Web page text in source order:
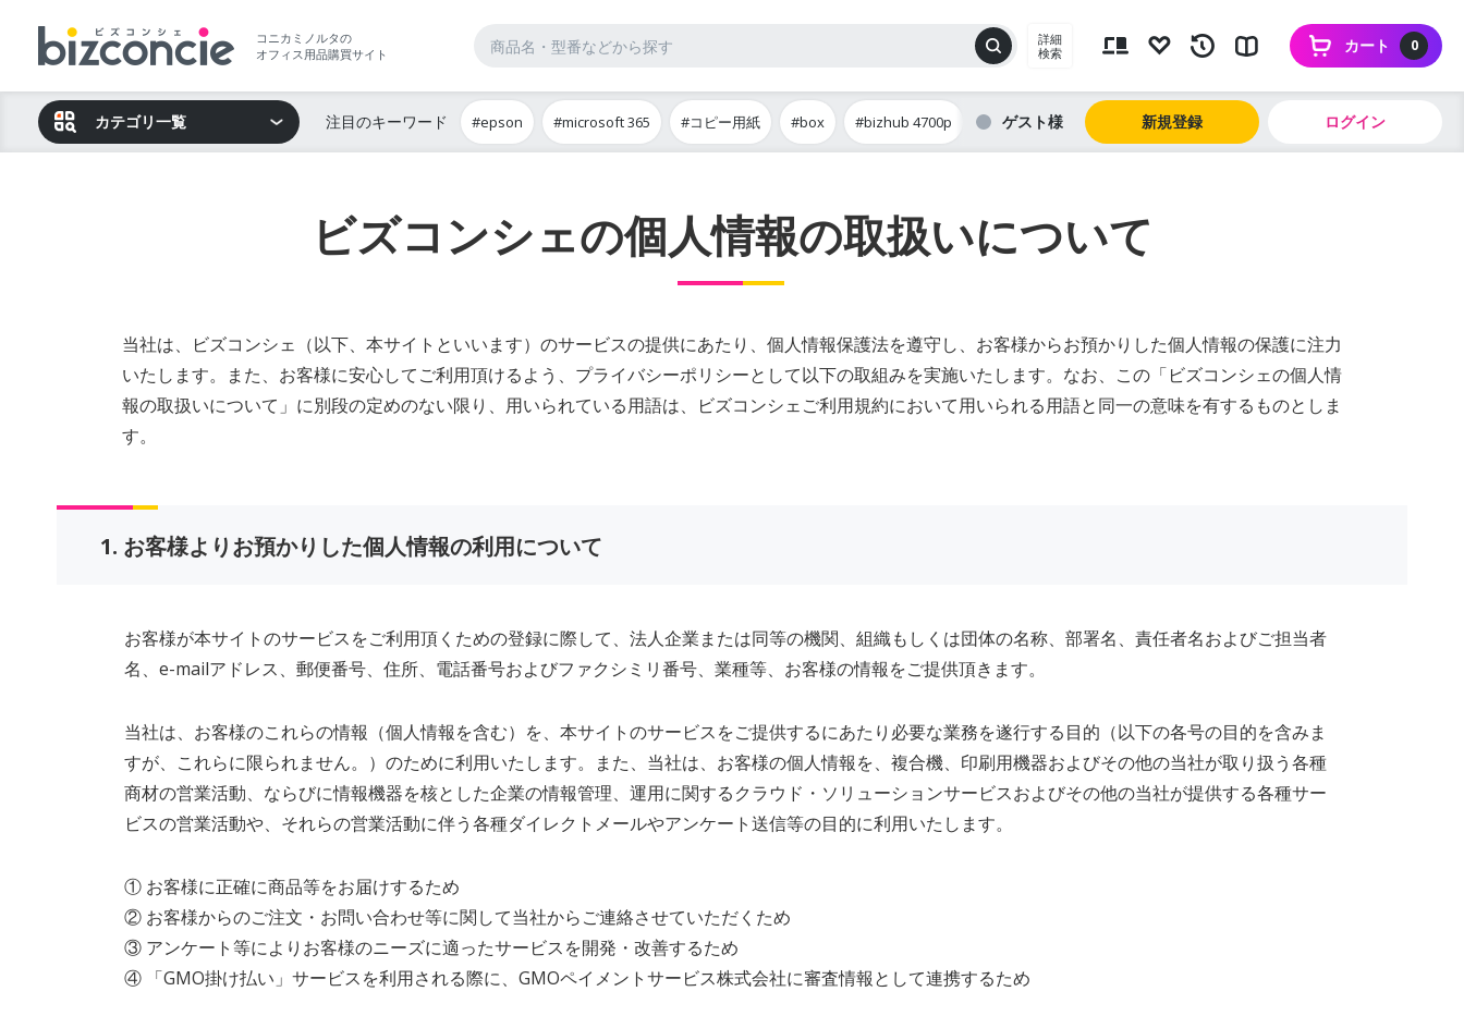
コニカミノルタの
オフィス用品購買サイト
詳細
検索
0
カート
カテゴリ一覧 注目のキーワード #epson #microsoft 365 #コピー用紙 #box #bizhub 4700p ゲスト 新規登録 ログイン
ビズコンシェの個人情報の取扱いについて
当社は、ビズコンシェ（以下、本サイトといいます）のサービスの提供にあたり、個人情報保護法を遵守し、お客様からお預かりした個人情報の保護に注力
いたします。また、お客様に安心してご利用頂けるよう、プライバシーポリシーとして以下の取組みを実施いたします。なお、この「ビズコンシェの個人情
報の取扱いについて」に別段の定めのない限り、用いられている用語は、ビズコンシェご利用規約において用いられる用語と同一の意味を有するものとしま
す。
1. お客様よりお預かりした個人情報の利用について
お客様が本サイトのサービスをご利用頂くための登録に際して、法人企業または同等の機関、組織もしくは団体の名称、部署名、責任者名およびご担当者
名、e-mailアドレス、郵便番号、住所、電話番号およびファクシミリ番号、業種等、お客様の情報をご提供頂きます。
当社は、お客様のこれらの情報（個人情報を含む）を、本サイトのサービスをご提供するにあたり必要な業務を遂行する目的（以下の各号の目的を含みま
すが、これらに限られません。）のために利用いたします。また、当社は、お客様の個人情報を、複合機、印刷用機器およびその他の当社が取り扱う各種
商材の営業活動、ならびに情報機器を核とした企業の情報管理、運用に関するクラウド・ソリューションサービスおよびその他の当社が提供する各種サー
ビスの営業活動や、それらの営業活動に伴う各種ダイレクトメールやアンケート送信等の目的に利用いたします。
① お客様に正確に商品等をお届けするため
② お客様からのご注文・お問い合わせ等に関して当社からご連絡させていただくため
③ アンケート等によりお客様のニーズに適ったサービスを開発・改善するため
④ 「GMO掛け払い」サービスを利用される際に、GMOペイメントサービス株式会社に審査情報として連携するため